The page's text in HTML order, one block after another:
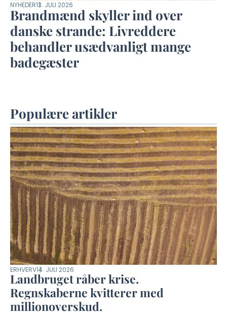
NYHEDER13. JULI 2026
Brandmænd skyller ind over
danske strande: Livreddere
behandler usædvanligt mange
badegæster
Populære artikler
ERHVERV14. JULI 2026
Landbruget råber krise.
Regnskaberne kvitterer med
millionoverskud.